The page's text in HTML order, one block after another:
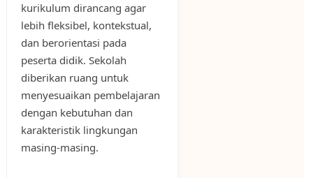
kurikulum dirancang agar
lebih fleksibel, kontekstual,
dan berorientasi pada
peserta didik. Sekolah
diberikan ruang untuk
menyesuaikan pembelajaran
dengan kebutuhan dan
karakteristik lingkungan
masing-masing.